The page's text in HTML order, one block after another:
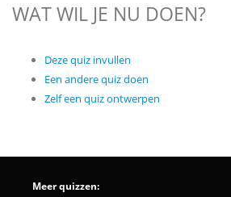
WAT WIL JE NU DOEN?
Deze quiz invullen
Een andere quiz doen
Zelf een quiz ontwerpen
Meer quizzen: